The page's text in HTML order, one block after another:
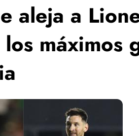
aleja a
máximos